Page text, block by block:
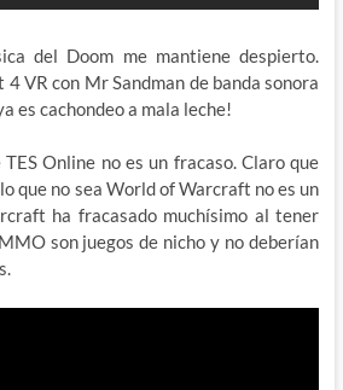
del Doom me mantiene despierto.
4 VR con Mr Sandman de banda sonora
es cachondeo a mala leche!
Online no es un fracaso. Claro que
que no sea World of Warcraft no es un
ha fracasado muchísimo al tener
son juegos de nicho y no deberían